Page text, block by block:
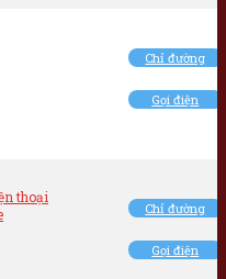
Chỉ đường
Gọi điện
Chỉ đường
Gọi điện